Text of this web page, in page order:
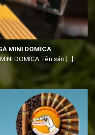
MINI DOMICA
DOMICA Tên sản [...]